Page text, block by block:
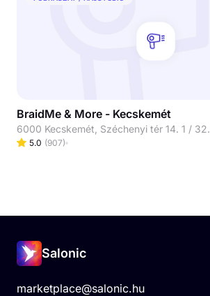
BraidMe & More - Kecskemét
6000 Kecskemét, Széchenyi tér 14. 1 / 32.
5.0 (907)
Salonic
marketplace@salonic.hu